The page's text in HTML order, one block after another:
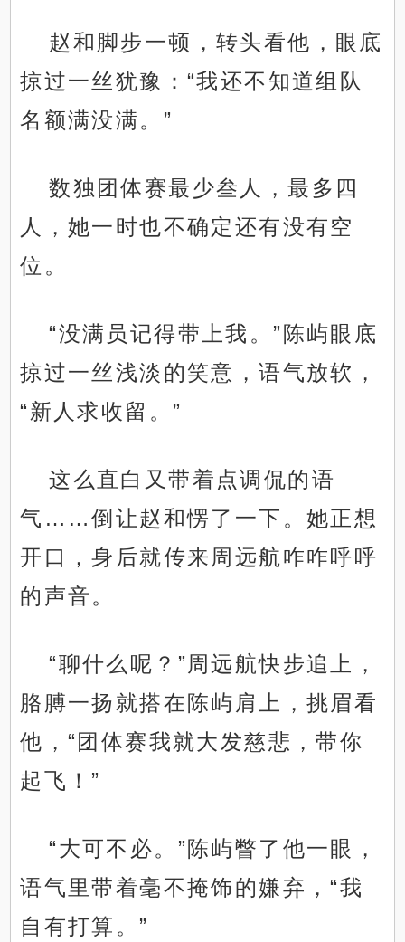
赵和脚步一顿，转头看他，眼底
掠过一丝犹豫：“我还不知道组队
名额满没满。”
数独团体赛最少叁人，最多四
人，她一时也不确定还有没有空
位。
“没满员记得带上我。”陈屿眼底
掠过一丝浅淡的笑意，语气放软，
“新人求收留。”
这么直白又带着点调侃的语
气……倒让赵和愣了一下。她正想
开口，身后就传来周远航咋咋呼呼
的声音。
“聊什么呢？”周远航快步追上，
胳膊一扬就搭在陈屿肩上，挑眉看
他，“团体赛我就大发慈悲，带你
起飞！”
“大可不必。”陈屿瞥了他一眼，
语气里带着毫不掩饰的嫌弃，“我
自有打算。”